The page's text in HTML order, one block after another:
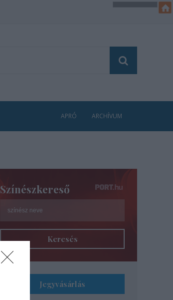
APRÓ ARCHÍVUM
Színészkereső
Keresés
Jegyvásárlás